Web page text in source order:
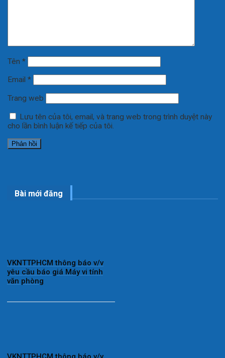
Tên *
Email *
Trang web
Lưu tên của tôi, email, và trang web trong trình duyệt này
cho lần bình luận kế tiếp của tôi.
Bài mới đăng
VKNTTPHCM thông báo v/v
yêu cầu báo giá Máy vi tính
văn phòng